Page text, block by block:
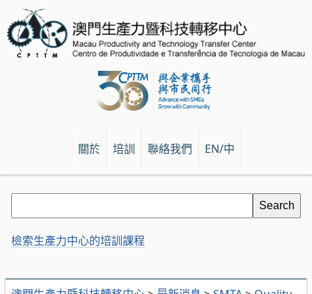
關於 培訓 聯絡我們 EN/中
檢索生產力中心的培訓課程